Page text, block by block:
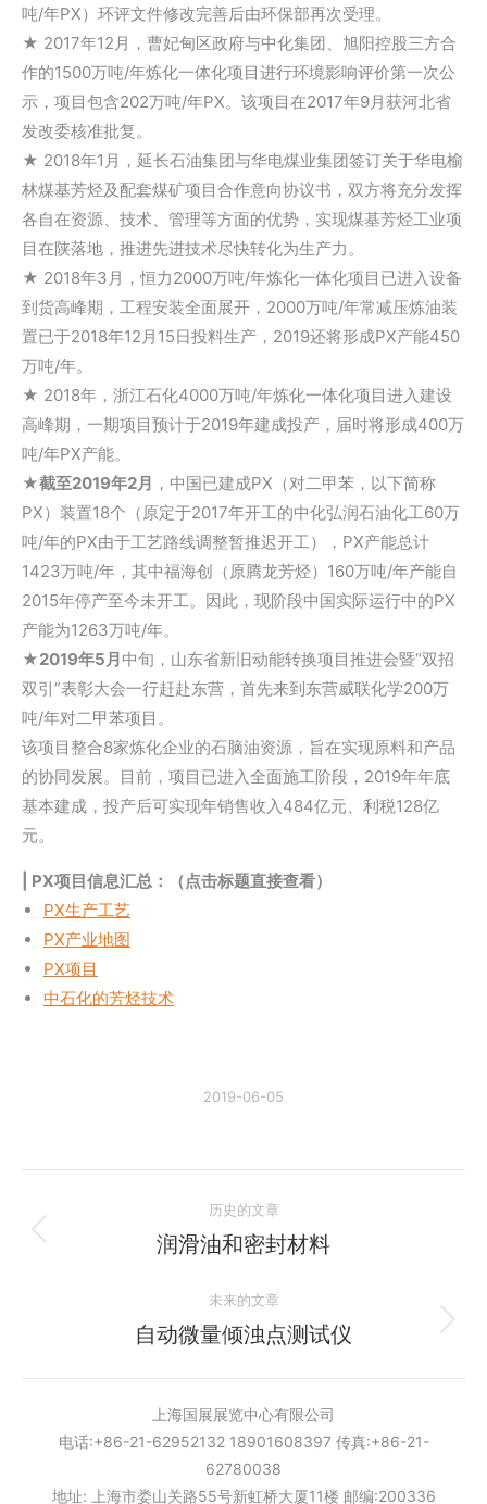
吨/年PX）环评文件修改完善后由环保部再次受理。
★ 2017年12月，曹妃甸区政府与中化集团、旭阳控股三方合
作的1500万吨/年炼化一体化项目进行环境影响评价第一次公
示，项目包含202万吨/年PX。该项目在2017年9月获河北省
发改委核准批复。
★ 2018年1月，延长石油集团与华电煤业集团签订关于华电榆
林煤基芳烃及配套煤矿项目合作意向协议书，双方将充分发挥
各自在资源、技术、管理等方面的优势，实现煤基芳烃工业项
目在陕落地，推进先进技术尽快转化为生产力。
★ 2018年3月，恒力2000万吨/年炼化一体化项目已进入设备
到货高峰期，工程安装全面展开，2000万吨/年常减压炼油装
置已于2018年12月15日投料生产，2019还将形成PX产能450
万吨/年。
★ 2018年，浙江石化4000万吨/年炼化一体化项目进入建设
高峰期，一期项目预计于2019年建成投产，届时将形成400万
吨/年PX产能。
★截至2019年2月 ，中国已建成PX（对二甲苯，以下简称
PX）装置18个（原定于2017年开工的中化弘润石油化工60万
吨/年的PX由于工艺路线调整暂推迟开工），PX产能总计
1423万吨/年，其中福海创（原腾龙芳烃）160万吨/年产能自
2015年停产至今未开工。因此，现阶段中国实际运行中的PX
产能为1263万吨/年。
★2019年5月中旬，山东省新旧动能转换项目推进会暨“双招
双引”表彰大会一行赶赴东营，首先来到东营威联化学200万
吨/年对二甲苯项目。
该项目整合8家炼化企业的石脑油资源，旨在实现原料和产品
的协同发展。目前，项目已进入全面施工阶段，2019年年底
基本建成，投产后可实现年销售收入484亿元、利税128亿
元。
| PX项目信息汇总：（点击标题直接查看）
PX生产工艺
PX产业地图
PX项目
中石化的芳烃技术
2019-06-05
章
历史的文章
历
的
文
润滑油和密封材料
未来的文章
未
文
章：
自动微量倾浊点测试仪
上海国展展览中心有限公司
电话:+86-21-62952132 18901608397 传真:+86-21-
62780038
地址: 上海市娄山关路55号新虹桥大厦11楼 邮编:200336